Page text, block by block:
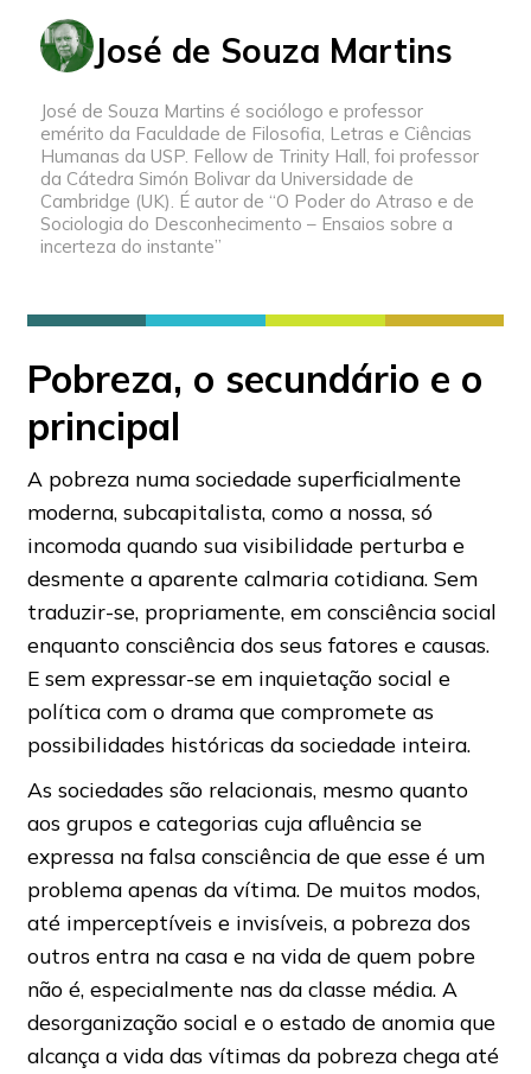
José de Souza Martins
José de Souza Martins é sociólogo e professor
emérito da Faculdade de Filosofia, Letras e Ciências
Humanas da USP. Fellow de Trinity Hall, foi professor
da Cátedra Simón Bolivar da Universidade de
Cambridge (UK). É autor de “O Poder do Atraso e de
Sociologia do Desconhecimento – Ensaios sobre a
incerteza do instante”
Pobreza, o secundário e o
principal
A pobreza numa sociedade superficialmente
moderna, subcapitalista, como a nossa, só
incomoda quando sua visibilidade perturba e
desmente a aparente calmaria cotidiana. Sem
traduzir-se, propriamente, em consciência social
enquanto consciência dos seus fatores e causas.
E sem expressar-se em inquietação social e
política com o drama que compromete as
possibilidades históricas da sociedade inteira.
As sociedades são relacionais, mesmo quanto
aos grupos e categorias cuja afluência se
expressa na falsa consciência de que esse é um
problema apenas da vítima. De muitos modos,
até imperceptíveis e invisíveis, a pobreza dos
outros entra na casa e na vida de quem pobre
não é, especialmente nas da classe média. A
desorganização social e o estado de anomia que
alcança a vida das vítimas da pobreza chega até